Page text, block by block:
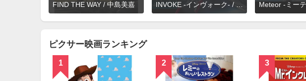
FIND THE WAY / 中島美嘉
ピクサー映画ランキング
1 2 3